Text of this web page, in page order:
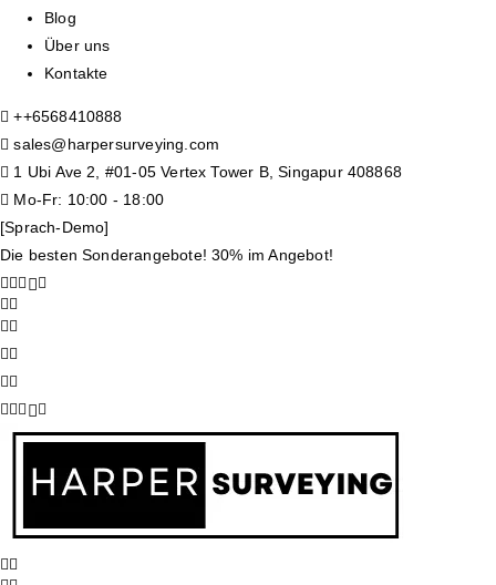
Blog
Über uns
Kontakte
++6568410888
sales@harpersurveying.com
1 Ubi Ave 2, #01-05 Vertex Tower B, Singapur 408868
Mo-Fr: 10:00 - 18:00
[Sprach-Demo]
Die besten Sonderangebote! 30% im Angebot!